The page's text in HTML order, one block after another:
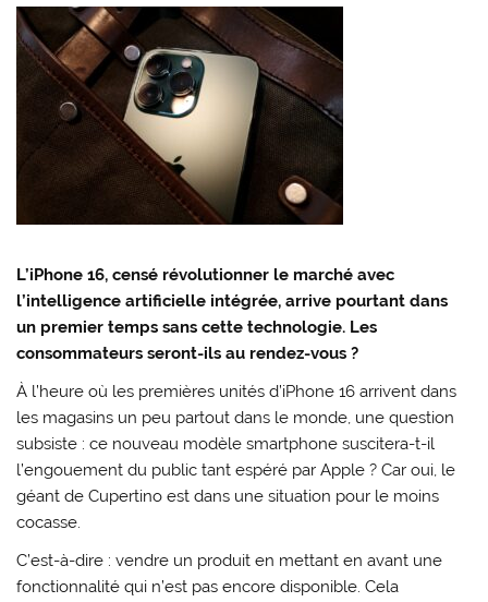
L’iPhone 16, censé révolutionner le marché avec
l’intelligence artificielle intégrée, arrive pourtant dans
un premier temps sans cette technologie. Les
consommateurs seront-ils au rendez-vous ?
À l’heure où les premières unités d’iPhone 16 arrivent dans
les magasins un peu partout dans le monde, une question
subsiste : ce nouveau modèle smartphone suscitera-t-il
l’engouement du public tant espéré par Apple ? Car oui, le
géant de Cupertino est dans une situation pour le moins
cocasse.
C’est-à-dire : vendre un produit en mettant en avant une
fonctionnalité qui n’est pas encore disponible. Cela